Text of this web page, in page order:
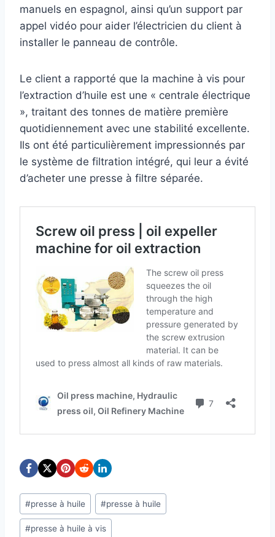
manuels en espagnol, ainsi qu’un support par
appel vidéo pour aider l’électricien du client à
installer le panneau de contrôle.
Le client a rapporté que la machine à vis pour
l’extraction d’huile est une « centrale électrique
», traitant des tonnes de matière première
quotidiennement avec une stabilité excellente.
Ils ont été particulièrement impressionnés par
le système de filtration intégré, qui leur a évité
d’acheter une presse à filtre séparée.
Étiquettes
de
la
#presse à huile #presse à huile
#presse à huile à vis